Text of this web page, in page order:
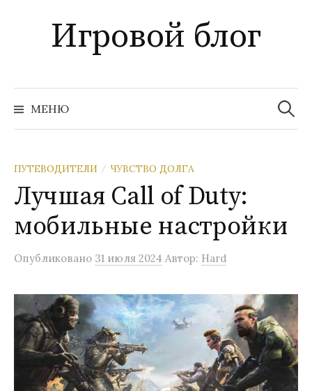
содержимому
Игровой блог
МЕНЮ
Найти:
ПУТЕВОДИТЕЛИ / ЧУВСТВО ДОЛГА
Лучшая Call of Duty:
мобильные настройки
Опубликовано 31 июля 2024 Автор: Hard